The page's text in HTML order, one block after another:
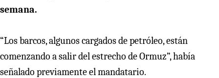
semana.
“Los barcos, algunos cargados de petróleo, están
comenzando a salir del estrecho de Ormuz”, había
señalado previamente el mandatario.